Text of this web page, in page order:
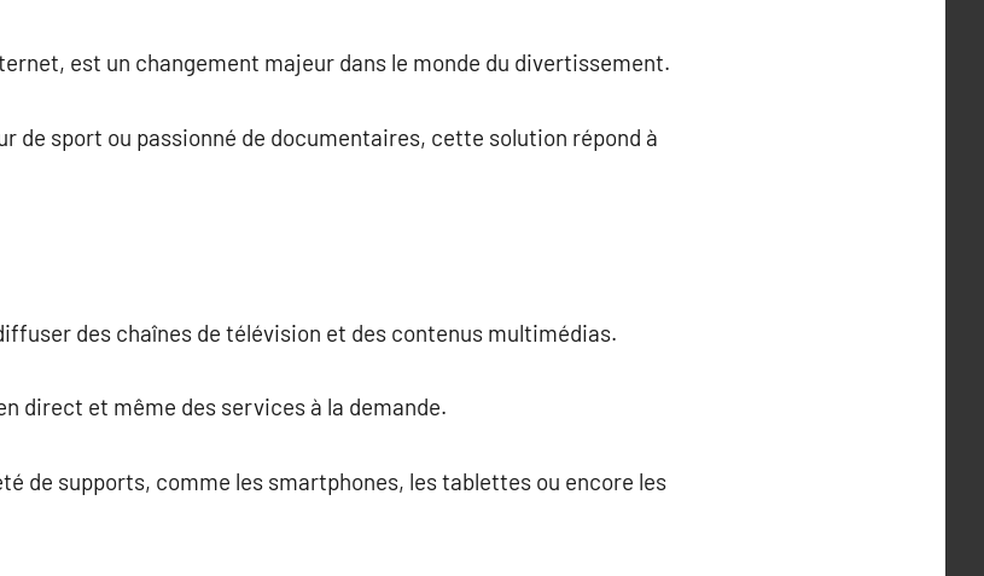
est un changement majeur dans le monde du divertissement.
de sport ou passionné de documentaires, cette solution répond à
des chaînes de télévision et des contenus multimédias.
direct et même des services à la demande.
de supports, comme les smartphones, les tablettes ou encore les